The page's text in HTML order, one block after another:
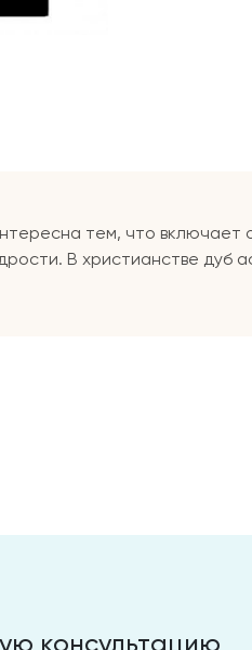
тем, что
В христианстве дуб
консультацию